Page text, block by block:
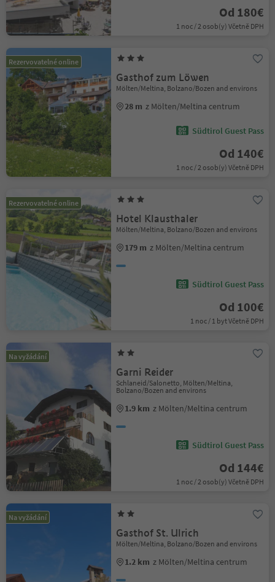
Od 180€
1 noc / 2 osob(y) Včetně DPH
Rezervovatelné online
Gasthof zum Löwen
Mölten/Meltina, Bolzano/Bozen and environs
28 m z Mölten/Meltina centrum
Südtirol Guest Pass
Od 140€
1 noc / 2 osob(y) Včetně DPH
Rezervovatelné online
Hotel Klausthaler
Mölten/Meltina, Bolzano/Bozen and environs
179 m z Mölten/Meltina centrum
Südtirol Guest Pass
Od 100€
1 noc / 1 byt Včetně DPH
Na vyžádání
Garni Reider
Schlaneid/Salonetto, Mölten/Meltina,
Bolzano/Bozen and environs
1.9 km z Mölten/Meltina centrum
Südtirol Guest Pass
Od 144€
1 noc / 2 osob(y) Včetně DPH
Na vyžádání
Gasthof St. Ulrich
Mölten/Meltina, Bolzano/Bozen and environs
1.2 km z Mölten/Meltina centrum